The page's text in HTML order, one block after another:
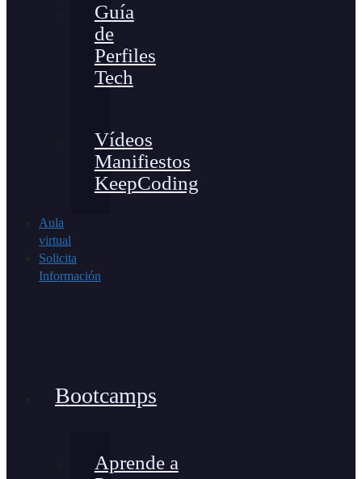
Guía
de
Perfiles
Tech
Vídeos
Manifiestos
KeepCoding
Aula
virtual
Solicita
Información
Bootcamps
Aprende a